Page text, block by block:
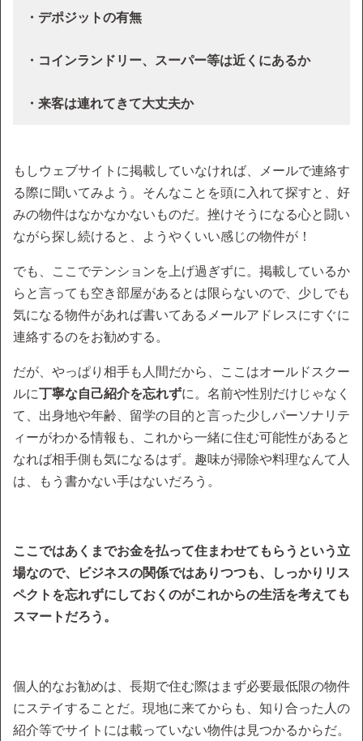
・デポジットの有無
・コインランドリー、スーパー等は近くにあるか
・来客は連れてきて大丈夫か
もしウェブサイトに掲載していなければ、メールで連絡す
る際に聞いてみよう。そんなことを頭に入れて探すと、好
みの物件はなかなかないものだ。挫けそうになる心と闘い
ながら探し続けると、ようやくいい感じの物件が！
でも、ここでテンションを上げ過ぎずに。掲載しているか
らと言っても空き部屋があるとは限らないので、少しでも
気になる物件があれば書いてあるメールアドレスにすぐに
連絡するのをお勧めする。
だが、やっぱり相手も人間だから、ここはオールドスクー
ルに丁寧な自己紹介を忘れずに。名前や性別だけじゃなく
て、出身地や年齢、留学の目的と言った少しパーソナリテ
ィーがわかる情報も、これから一緒に住む可能性があると
なれば相手側も気になるはず。趣味が掃除や料理なんて人
は、もう書かない手はないだろう。
ここではあくまでお金を払って住まわせてもらうという立
場なので、ビジネスの関係ではありつつも、しっかりリス
ペクトを忘れずにしておくのがこれからの生活を考えても
スマートだろう。
個人的なお勧めは、長期で住む際はまず必要最低限の物件
にステイすることだ。現地に来てからも、知り合った人の
紹介等でサイトには載っていない物件は見つかるからだ。